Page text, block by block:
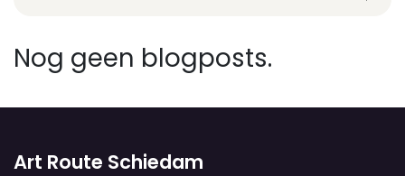
Nog geen blogposts.
Art Route Schiedam